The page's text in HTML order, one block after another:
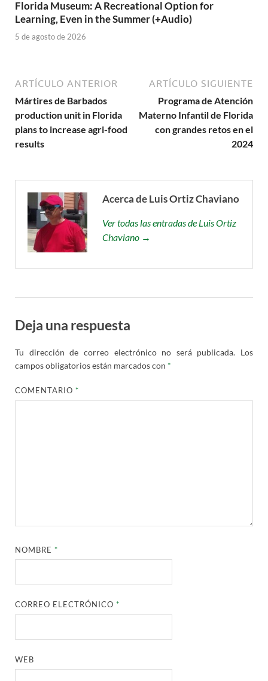
Florida Museum: A Recreational Option for
Learning, Even in the Summer (+Audio)
5 de agosto de 2026
ARTÍCULO ANTERIOR
Mártires de Barbados
production unit in Florida
plans to increase agri-food
results
ARTÍCULO SIGUIENTE
Programa de Atención
Materno Infantil de Florida
con grandes retos en el
2024
Acerca de Luis Ortiz Chaviano
Ver todas las entradas de Luis Ortiz
Chaviano →
Deja una respuesta
Tu dirección de correo electrónico no será publicada. Los
campos obligatorios están marcados con *
COMENTARIO*
NOMBRE*
CORREO ELECTRÓNICO*
WEB